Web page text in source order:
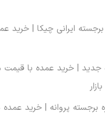
ایرانی چیکا | خرید
جدید | خرید عمده با
پروانه | خرید عمده